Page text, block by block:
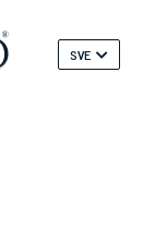
SVE